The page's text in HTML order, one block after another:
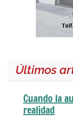
Últimos
Cuando la
realidad